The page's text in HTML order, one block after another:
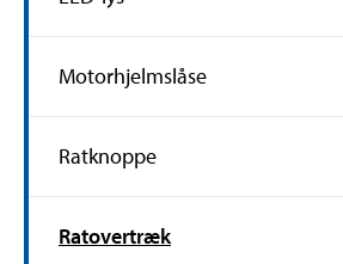
Motorhjelmslåse
Ratknoppe
Ratovertræk